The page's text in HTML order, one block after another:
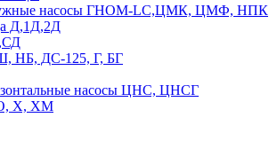
насосы ГНОМ-LC,ЦМК, ЦМФ, НПК
Д,1Д,2Д
НБ, ДС-125, Г, БГ
насосы ЦНС, ЦНСГ
Х, ХМ